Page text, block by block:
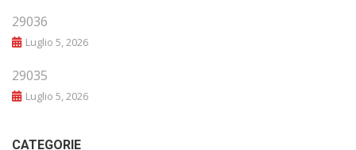
29036
Luglio 5, 2026
29035
Luglio 5, 2026
CATEGORIE